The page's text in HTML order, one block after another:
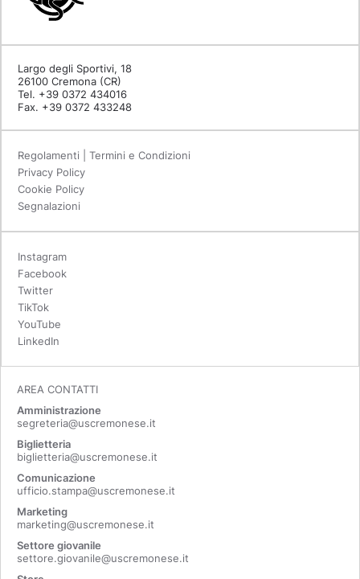
Largo degli Sportivi, 18
26100 Cremona (CR)
Tel. +39 0372 434016
Fax. +39 0372 433248
Regolamenti | Termini e Condizioni
Privacy Policy
Cookie Policy
Segnalazioni
Instagram
Facebook
Twitter
TikTok
YouTube
LinkedIn
AREA CONTATTI
Amministrazione
segreteria@uscremonese.it
Biglietteria
biglietteria@uscremonese.it
Comunicazione
ufficio.stampa@uscremonese.it
Marketing
marketing@uscremonese.it
Settore giovanile
settore.giovanile@uscremonese.it